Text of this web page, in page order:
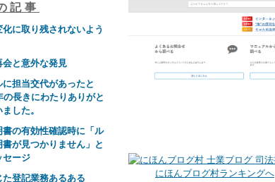
記事
に取り残されないよう
会と意外な発見
に担当交代があったと
の長きにわたりありがと
した。
書の有効性確認時に「ル
書が見つかりません」と
セージ
た登記業務あるある
にほんブログ村ランキングへ